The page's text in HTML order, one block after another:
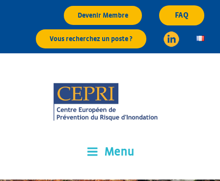
Devenir Membre FAQ
Vous recherchez un poste ?
Menu